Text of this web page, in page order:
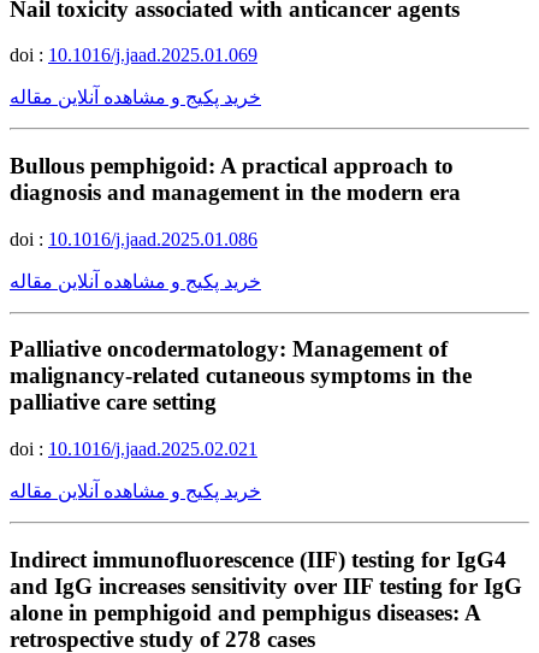
Nail toxicity associated with anticancer agents
doi : 10.1016/j.jaad.2025.01.069
خرید پکیج و مشاهده آنلاین مقاله
Bullous pemphigoid: A practical approach to
diagnosis and management in the modern era
doi : 10.1016/j.jaad.2025.01.086
خرید پکیج و مشاهده آنلاین مقاله
Palliative oncodermatology: Management of
malignancy-related cutaneous symptoms in the
palliative care setting
doi : 10.1016/j.jaad.2025.02.021
خرید پکیج و مشاهده آنلاین مقاله
Indirect immunofluorescence (IIF) testing for IgG4
and IgG increases sensitivity over IIF testing for IgG
alone in pemphigoid and pemphigus diseases: A
retrospective study of 278 cases